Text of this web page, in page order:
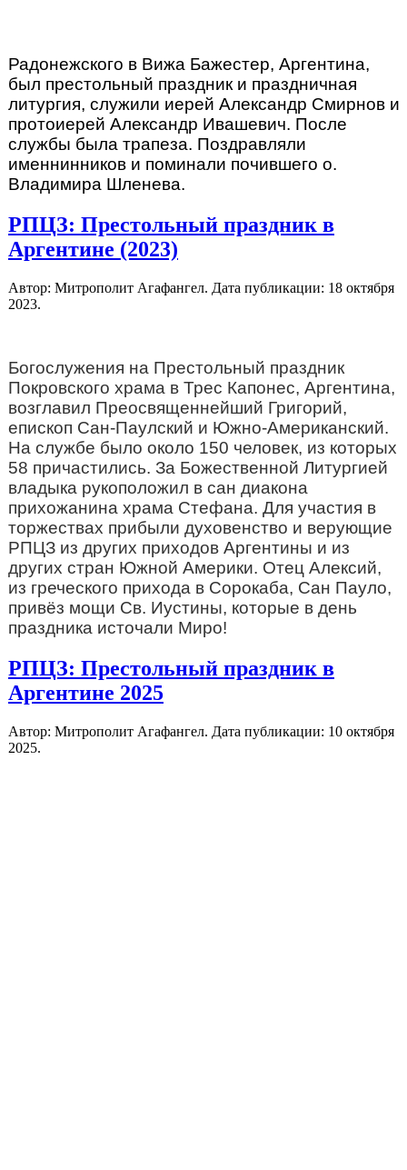
Радонежского в Вижа Бажестер, Аргентина,
был престольный праздник и праздничная
литургия, служили иерей Александр Смирнов и
протоиерей Александр Ивашевич. После
службы была трапеза. Поздравляли
именнинников и поминали почившего о.
Владимира Шленева.
РПЦЗ: Престольный праздник в
Аргентине (2023)
Автор: Митрополит Агафангел. Дата публикации: 18 октября
2023.
Богослужения на Престольный праздник
Покровского храма в Трес Капонес, Аргентина,
возглавил Преосвященнейший Григорий,
епископ Сан-Паулский и Южно-Американский.
На службе было около 150 человек, из которых
58 причастились. За Божественной Литургией
владыка рукоположил в сан диакона
прихожанина храма Стефана. Для участия в
торжествах прибыли духовенство и верующие
РПЦЗ из других приходов Аргентины и из
других стран Южной Америки. Отец Алексий,
из греческого прихода в Сорокаба, Сан Пауло,
привёз мощи Св. Иустины, которые в день
праздника источали Миро!
РПЦЗ: Престольный праздник в
Аргентине 2025
Автор: Митрополит Агафангел. Дата публикации: 10 октября
2025.